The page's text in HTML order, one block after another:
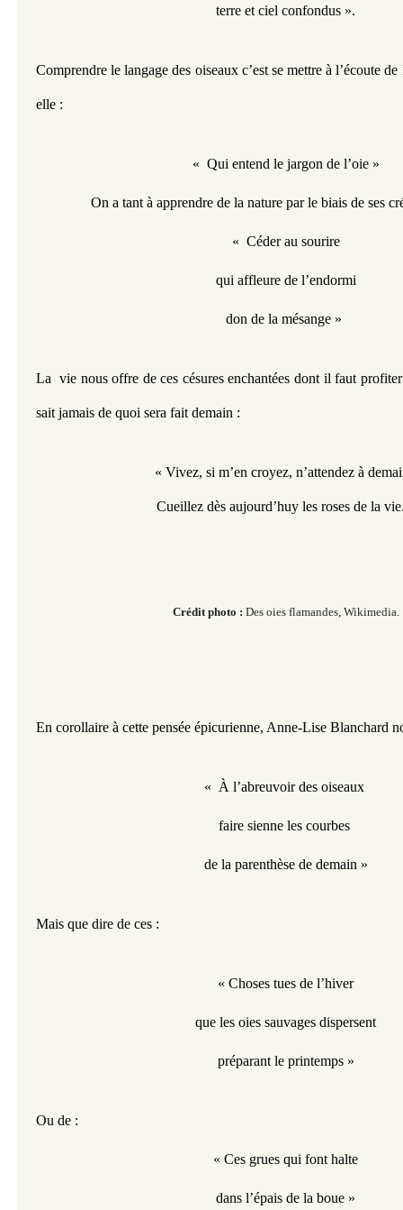
terre et ciel confondus ».
Comprendre le langage des oiseaux c’est se mettre à l’écoute
elle :
«  Qui entend le jargon de l’oie »
On a tant à apprendre de la nature par le biais de ses
«  Céder au sourire
qui affleure de l’endormi
don de la mésange »
La  vie nous offre de ces césures enchantées dont il faut
sait jamais de quoi sera fait demain :
« Vivez, si m’en croyez, n’attendez à
Cueillez dès aujourd’huy les roses de la
Crédit photo : Des oies flamandes, Wikimedia.
En corollaire à cette pensée épicurienne, Anne-Lise Blanchard
«  À l’abreuvoir des oiseaux
faire sienne les courbes
de la parenthèse de demain »
Mais que dire de ces :
« Choses tues de l’hiver
que les oies sauvages dispersent
préparant le printemps »
Ou de :
« Ces grues qui font halte
dans l’épais de la boue »